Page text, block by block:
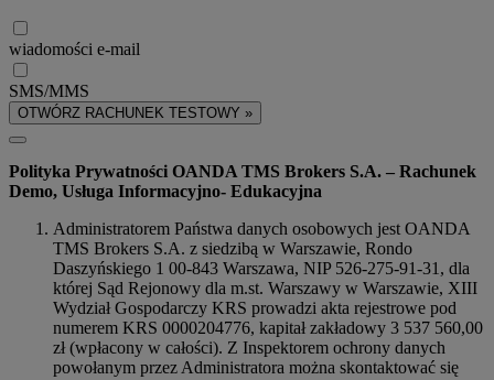
wiadomości e-mail
SMS/MMS
OTWÓRZ RACHUNEK TESTOWY »
Polityka Prywatności OANDA TMS Brokers S.A. – Rachunek
Demo, Usługa Informacyjno- Edukacyjna
Administratorem Państwa danych osobowych jest OANDA
TMS Brokers S.A. z siedzibą w Warszawie, Rondo
Daszyńskiego 1 00-843 Warszawa, NIP 526-275-91-31, dla
której Sąd Rejonowy dla m.st. Warszawy w Warszawie, XIII
Wydział Gospodarczy KRS prowadzi akta rejestrowe pod
numerem KRS 0000204776, kapitał zakładowy 3 537 560,00
zł (wpłacony w całości). Z Inspektorem ochrony danych
powołanym przez Administratora można skontaktować się